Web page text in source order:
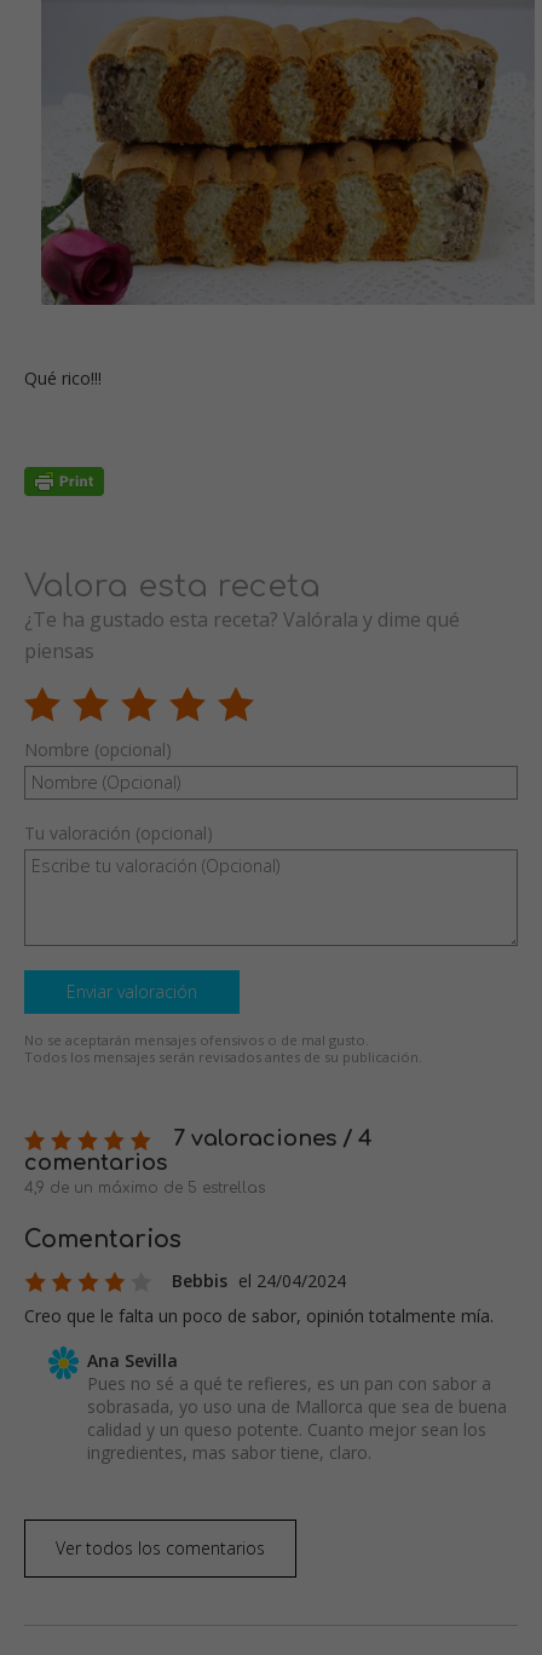
Qué rico!!!
Valora esta receta
¿Te ha gustado esta receta? Valórala y dime qué
piensas
Nombre (opcional)
Tu valoración (opcional)
Enviar valoración
No se aceptarán mensajes ofensivos o de mal gusto.
Todos los mensajes serán revisados antes de su publicación.
7 valoraciones / 4
comentarios
4,9 de un máximo de 5 estrellas
Comentarios
Bebbis el 24/04/2024
Creo que le falta un poco de sabor, opinión totalmente mía.
Ana Sevilla
Pues no sé a qué te refieres, es un pan con sabor a
sobrasada, yo uso una de Mallorca que sea de buena
calidad y un queso potente. Cuanto mejor sean los
ingredientes, mas sabor tiene, claro.
Ver todos los comentarios